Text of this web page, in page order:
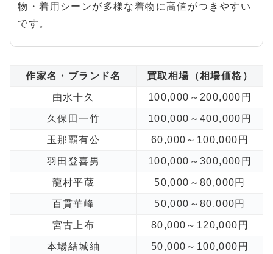
物・着用シーンが多様な着物に高値がつきやすい
です。
作家名・ブランド名 買取相場（相場価格）
由水十久 100,000～200,000円
久保田一竹 100,000～400,000円
玉那覇有公 60,000～100,000円
羽田登喜男 100,000～300,000円
龍村平蔵 50,000～80,000円
百貫華峰 50,000～80,000円
宮古上布 80,000～120,000円
本場結城紬 50,000～100,000円